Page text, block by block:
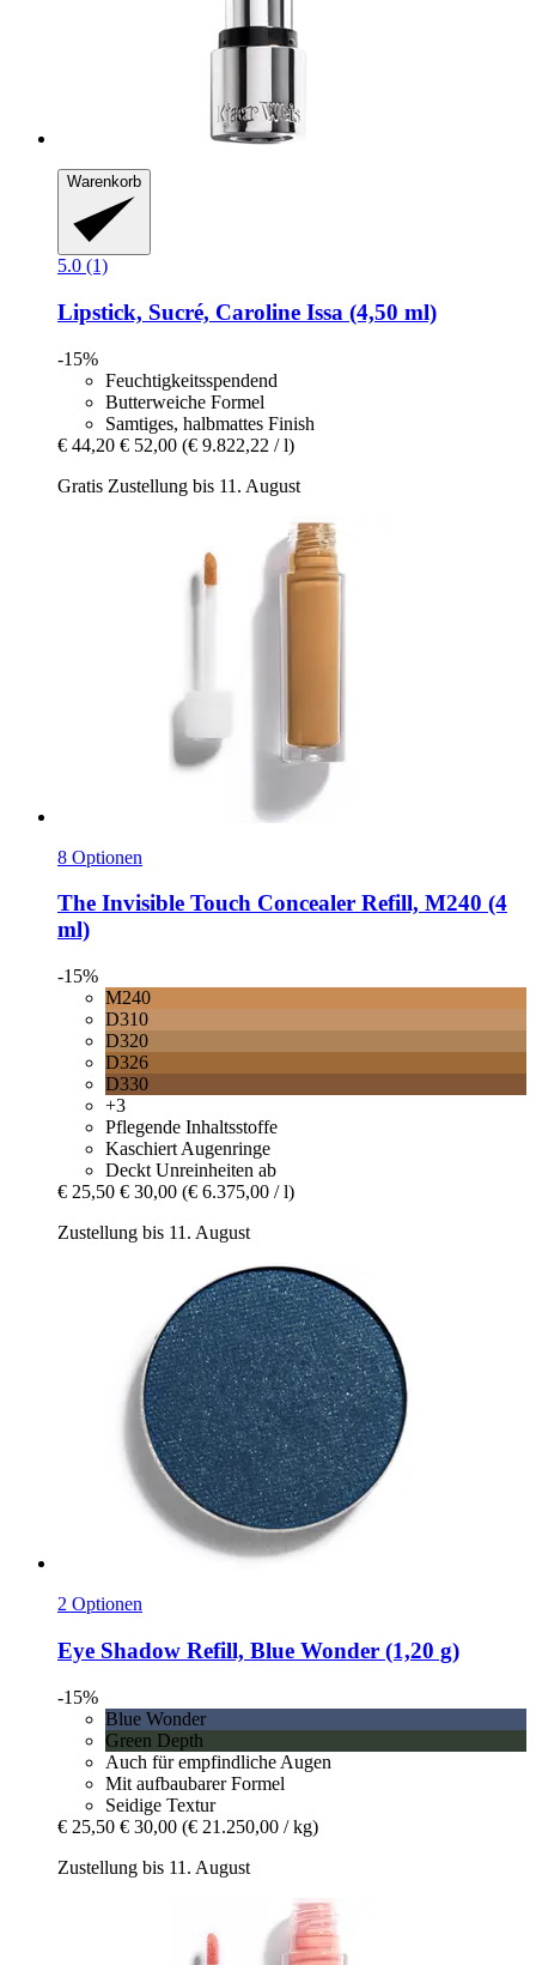
Warenkorb
5.0 (1)
Lipstick, Sucré, Caroline Issa (4,50 ml)
-15%
Feuchtigkeitsspendend
Butterweiche Formel
Samtiges, halbmattes Finish
€ 44,20 € 52,00 (€ 9.822,22 / l)
Gratis Zustellung bis 11. August
8 Optionen
The Invisible Touch Concealer Refill, M240 (4
ml)
-15%
M240
D310
D320
D326
D330
+3
Pflegende Inhaltsstoffe
Kaschiert Augenringe
Deckt Unreinheiten ab
€ 25,50 € 30,00 (€ 6.375,00 / l)
Zustellung bis 11. August
2 Optionen
Eye Shadow Refill, Blue Wonder (1,20 g)
-15%
Blue Wonder
Green Depth
Auch für empfindliche Augen
Mit aufbaubarer Formel
Seidige Textur
€ 25,50 € 30,00 (€ 21.250,00 / kg)
Zustellung bis 11. August